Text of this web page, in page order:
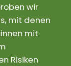
wir
mit denen
mit
Risiken